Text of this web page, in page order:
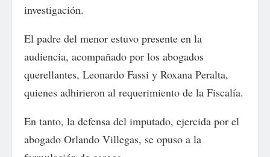
investigación.
El padre del menor estuvo presente en la
audiencia, acompañado por los abogados
querellantes, Leonardo Fassi y Roxana Peralta,
quienes adhirieron al requerimiento de la Fiscalía.
En tanto, la defensa del imputado, ejercida por el
abogado Orlando Villegas, se opuso a la